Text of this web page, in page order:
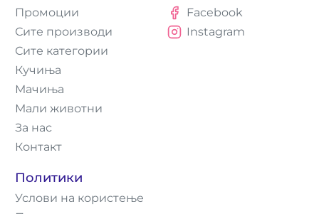
Промоции
Сите производи
Сите категории
Кучиња
Мачиња
Мали животни
За нас
Контакт
Политики
Услови на користење
Facebook
Instagram